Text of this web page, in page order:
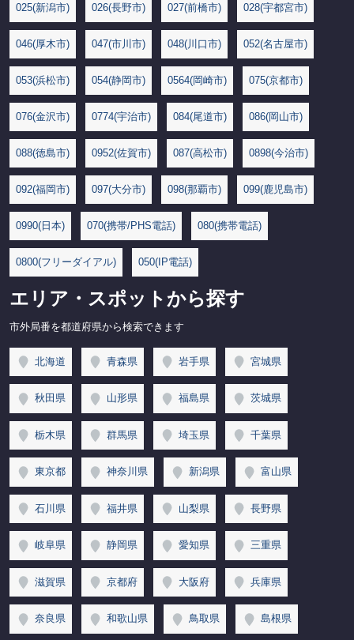
025(新潟市) 026(長野市) 027(前橋市) 028(宇都宮市)
046(厚木市) 047(市川市) 048(川口市) 052(名古屋市)
053(浜松市) 054(静岡市) 0564(岡崎市) 075(京都市)
076(金沢市) 0774(宇治市) 084(尾道市) 086(岡山市)
088(徳島市) 0952(佐賀市) 087(高松市) 0898(今治市)
092(福岡市) 097(大分市) 098(那覇市) 099(鹿児島市)
0990(日本) 070(携帯/PHS電話) 080(携帯電話)
0800(フリーダイアル) 050(IP電話)
エリア・スポットから探す
市外局番を都道府県から検索できます
北海道 青森県 岩手県 宮城県
秋田県 山形県 福島県 茨城県
栃木県 群馬県 埼玉県 千葉県
東京都 神奈川県 新潟県 富山県
石川県 福井県 山梨県 長野県
岐阜県 静岡県 愛知県 三重県
滋賀県 京都府 大阪府 兵庫県
奈良県 和歌山県 鳥取県 島根県